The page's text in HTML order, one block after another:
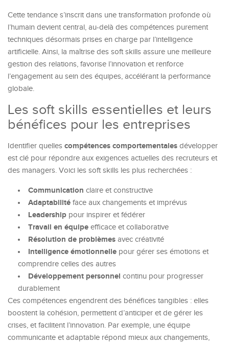
Cette tendance s’inscrit dans une transformation profonde où
l’humain devient central, au-delà des compétences purement
techniques désormais prises en charge par l’intelligence
artificielle. Ainsi, la maîtrise des soft skills assure une meilleure
gestion des relations, favorise l’innovation et renforce
l’engagement au sein des équipes, accélérant la performance
globale.
Les soft skills essentielles et leurs
bénéfices pour les entreprises
Identifier quelles compétences comportementales développer
est clé pour répondre aux exigences actuelles des recruteurs et
des managers. Voici les soft skills les plus recherchées :
Communication claire et constructive
Adaptabilité face aux changements et imprévus
Leadership pour inspirer et fédérer
Travail en équipe efficace et collaborative
Résolution de problèmes avec créativité
Intelligence émotionnelle pour gérer ses émotions et
comprendre celles des autres
Développement personnel continu pour progresser
durablement
Ces compétences engendrent des bénéfices tangibles : elles
boostent la cohésion, permettent d’anticiper et de gérer les
crises, et facilitent l’innovation. Par exemple, une équipe
communicante et adaptable répond mieux aux changements,